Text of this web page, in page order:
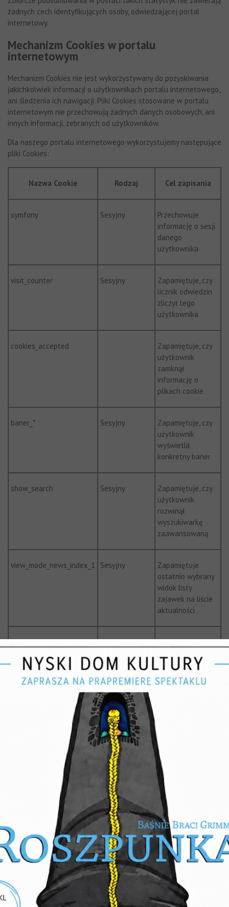
żadnych cech identyfikujących osoby, odwiedzającej portal
internetowy.
Mechanizm Cookies w portalu
internetowym
Mechanizm Cookies nie jest wykorzystywany do pozyskiwania
jakichkolwiek informacji o użytkownikach portalu internetowego,
ani śledzenia ich nawigacji. Pliki Cookies stosowane w portalu
internetowym nie przechowują żadnych danych osobowych, ani
innych informacji, zebranych od użytkowników.
Dla naszego portalu internetowego wykorzystujemy następujące
pliki Cookies:
Nazwa Cookie Rodzaj Cel zapisania
symfony Sesyjny
Przechowuje
informację o sesji
danego
użytkownika
visit_counter Sesyjny
Zapamiętuje, czy
licznik odwiedzin
zliczył tego
użytkownika
cookies_accepted
Zapamiętuje, czy
użytkownik
zamknął
informację o
plikach cookie
baner_* Sesyjny
Zapamiętuje, czy
użytkownik
wyświetlił
konkretny baner
show_search Sesyjny
Zapamiętuje, czy
użytkownik
rozwinął
wyszukiwarkę
zaawansowaną
view_mode_news_index_1 Sesyjny
Zapamiętuje
ostatnio wybrany
widok listy
zajawek na liście
aktualności
view_mode_news_szukaj Sesyjny
Zapamiętuje
widok listy
zajawek w
wynikach
Zapamiętuje, czy
użytkownik
udzielił
odpowiedzi na
konkretną ankietę
Pochodzi z
zewnętrznych
skryptów (Google).
Pochodzi z
zewnętrznych
skryptów (Google).